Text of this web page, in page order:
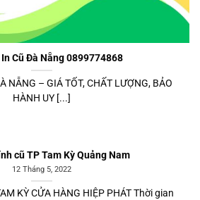
Cũ Đà Nẵng 0899774868
NẴNG – GIÁ TỐT, CHẤT LƯỢNG, BẢO
HÀNH UY [...]
cũ TP Tam Kỳ Quảng Nam
12 Tháng 5, 2022
KỲ CỬA HÀNG HIỆP PHÁT Thời gian